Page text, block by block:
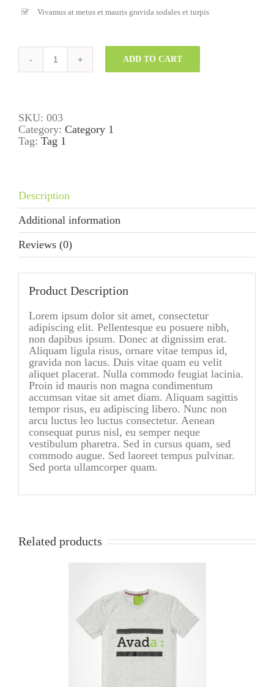
Vivamus at metus et mauris gravida sodales et turpis
quantity
ADD TO CART
SKU: 003
Category: Category 1
Tag: Tag 1
Description
Additional information
Reviews (0)
Product Description
Lorem ipsum dolor sit amet, consectetur
adipiscing elit. Pellentesque eu posuere nibh,
non dapibus ipsum. Donec at dignissim erat.
Aliquam ligula risus, ornare vitae tempus id,
gravida non lacus. Duis vitae quam eu velit
aliquet placerat. Nulla commodo feugiat lacinia.
Proin id mauris non magna condimentum
accumsan vitae sit amet diam. Aliquam sagittis
tempor risus, eu adipiscing libero. Nunc non
arcu luctus leo luctus consectetur. Aenean
consequat purus nisl, eu semper neque
vestibulum pharetra. Sed in cursus quam, sed
commodo augue. Sed laoreet tempus pulvinar.
Sed porta ullamcorper quam.
Related products